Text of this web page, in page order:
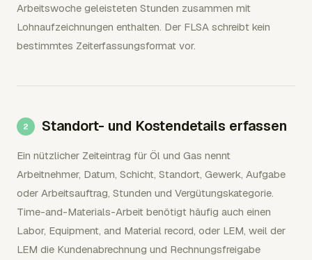
Arbeitswoche geleisteten Stunden zusammen mit
Lohnaufzeichnungen enthalten. Der FLSA schreibt kein
bestimmtes Zeiterfassungsformat vor.
Standort- und Kostendetails erfassen
Ein nützlicher Zeiteintrag für Öl und Gas nennt
Arbeitnehmer, Datum, Schicht, Standort, Gewerk, Aufgabe
oder Arbeitsauftrag, Stunden und Vergütungskategorie.
Time-and-Materials-Arbeit benötigt häufig auch einen
Labor, Equipment, and Material record, oder LEM, weil der
LEM die Kundenabrechnung und Rechnungsfreigabe